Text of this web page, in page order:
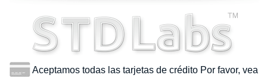
Aceptamos todas las tarjetas de crédito Por favor, vea